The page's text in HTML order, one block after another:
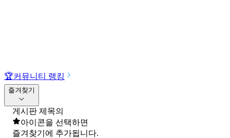
🏆커뮤니티 랭킹
즐겨찾기
게시판 제목의
아이콘을 선택하면
즐겨찾기에 추가됩니다.